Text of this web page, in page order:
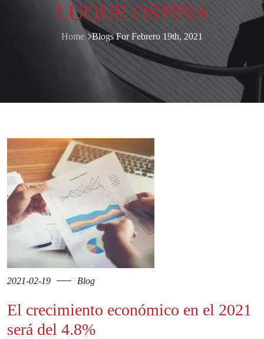
LUQUE OSPINA
Home Blogs For Febrero 19th, 2021
2021-02-19 Blog
El crecimiento económico en el 2021
será del 4.8%